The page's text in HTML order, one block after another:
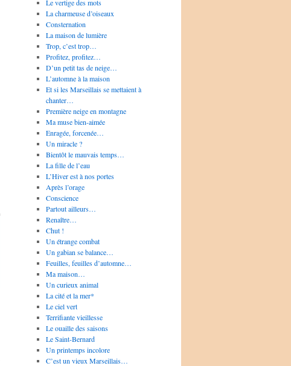
Le vertige des mots
La charmeuse d’oiseaux
Consternation
La maison de lumière
Trop, c’est trop…
Profitez, profitez…
D’un petit tas de neige…
L’automne à la maison
Et si les Marseillais se mettaient à
chanter…
Première neige en montagne
Ma muse bien-aimée
Enragée, forcenée…
Un miracle ?
Bientôt le mauvais temps…
La fille de l’eau
L’Hiver est à nos portes
Après l’orage
Conscience
Partout ailleurs…
Renaître…
Chut !
Un étrange combat
Un gabian se balance…
Feuilles, feuilles d’automne…
Ma maison…
Un curieux animal
La cité et la mer*
Le ciel vert
Terrifiante vieillesse
Le ouaille des saisons
Le Saint-Bernard
Un printemps incolore
C’est un vieux Marseillais…